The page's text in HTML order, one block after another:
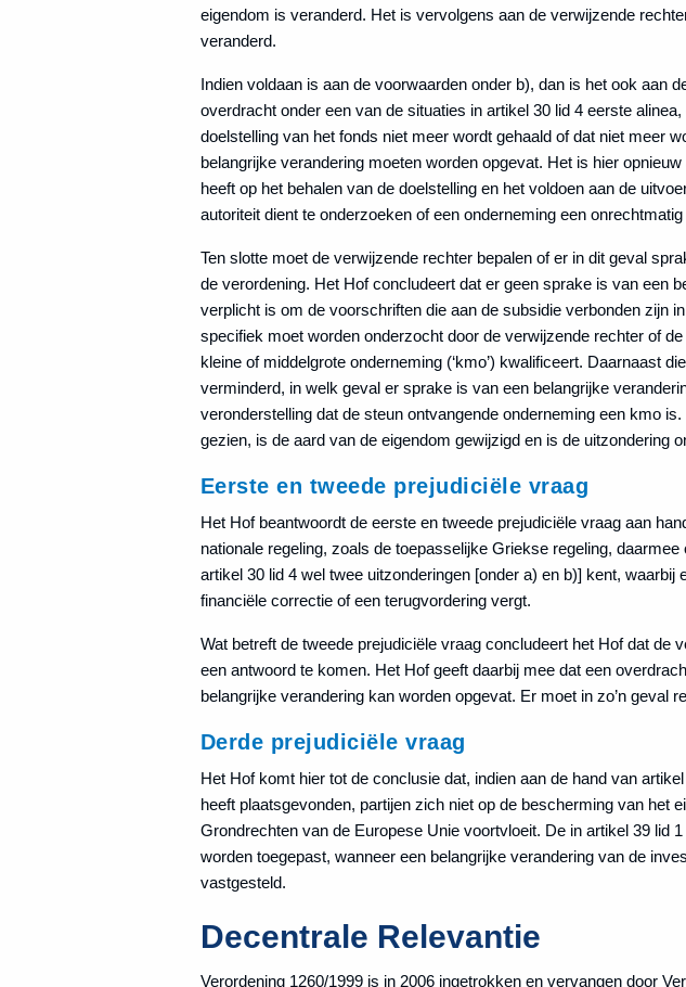
eigendom is veranderd. Het is vervolgens aan de verwijzende
veranderd.
Indien voldaan is aan de voorwaarden onder b), dan is het ook aan
overdracht onder een van de situaties in artikel 30 lid 4 eerste
doelstelling van het fonds niet meer wordt gehaald of dat niet meer
belangrijke verandering moeten worden opgevat. Het is hier
heeft op het behalen van de doelstelling en het voldoen aan de
autoriteit dient te onderzoeken of een onderneming een
Ten slotte moet de verwijzende rechter bepalen of er in dit geval
de verordening. Het Hof concludeert dat er geen sprake is van een
verplicht is om de voorschriften die aan de subsidie verbonden zijn
specifiek moet worden onderzocht door de verwijzende rechter of
kleine of middelgrote onderneming (‘kmo’) kwalificeert. Daarnaast
verminderd, in welk geval er sprake is van een belangrijke
veronderstelling dat de steun ontvangende onderneming een kmo
gezien, is de aard van de eigendom gewijzigd en is de uitzondering
Eerste en tweede prejudiciële vraag
Het Hof beantwoordt de eerste en tweede prejudiciële vraag aan
nationale regeling, zoals de toepasselijke Griekse regeling,
artikel 30 lid 4 wel twee uitzonderingen [onder a) en b)] kent,
financiële correctie of een terugvordering vergt.
Wat betreft de tweede prejudiciële vraag concludeert het Hof dat
een antwoord te komen. Het Hof geeft daarbij mee dat een
belangrijke verandering kan worden opgevat. Er moet in zo’n geval
Derde prejudiciële vraag
Het Hof komt hier tot de conclusie dat, indien aan de hand van
heeft plaatsgevonden, partijen zich niet op de bescherming van het
Grondrechten van de Europese Unie voortvloeit. De in artikel 39 lid
worden toegepast, wanneer een belangrijke verandering van de
vastgesteld.
Decentrale Relevantie
Verordening 1260/1999 is in 2006 ingetrokken en vervangen door